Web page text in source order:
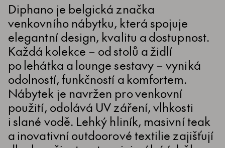
Diphano je belgická značka
venkovního nábytku, která spojuje
elegantní design, kvalitu a dostupnost.
Každá kolekce – od stolů a židlí
po lehátka a lounge sestavy – vyniká
odolností, funkčností a komfortem.
Nábytek je navržen pro venkovní
použití, odolává UV záření, vlhkosti
i slané vodě. Lehký hliník, masivní teak
a inovativní outdoorové textilie zajišťují